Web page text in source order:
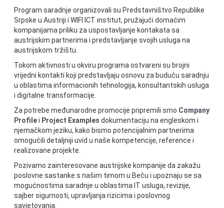
Program saradnje organizovali su Predstavništvo Republike
Srpske u Austriji i WIFI ICT institut, pružajući domaćim
kompanijama priliku za uspostavljanje kontakata sa
austrijskim partnerima i predstavljanje svojih usluga na
austrijskom tržištu.
Tokom aktivnosti u okviru programa ostvareni su brojni
vrijedni kontakti koji predstavljaju osnovu za buduću saradnju
u oblastima informacionih tehnologija, konsultantskih usluga
i digitalne transformacije.
Za potrebe međunarodne promocije pripremili smo Company
Profilei Project Examples dokumentaciju na engleskom i
njemačkom jeziku, kako bismo potencijalnim partnerima
omogućili detaljniji uvid u naše kompetencije, reference i
realizovane projekte.
Pozivamo zainteresovane austrijske kompanije da zakažu
poslovne sastanke s našim timom u Beču i upoznaju se sa
mogućnostima saradnje u oblastima IT usluga, revizije,
sajber sigurnosti, upravljanja rizicima i poslovnog
savjetovanja.